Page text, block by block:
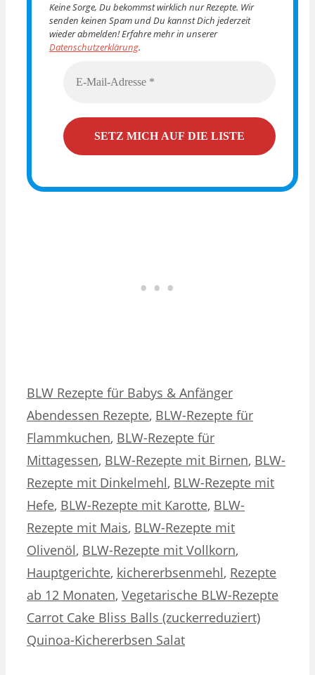
Keine Sorge, Du bekommst wirklich nur Rezepte. Wir
senden keinen Spam und Du kannst Dich jederzeit
wieder abmelden! Erfahre mehr in unserer
Datenschutzerklärung.
Kategorien
BLW Rezepte für Babys & AnfängerSchlagwörter
Abendessen Rezepte, BLW-Rezepte für
Flammkuchen, BLW-Rezepte für
Mittagessen, BLW-Rezepte mit Birnen, BLW-
Rezepte mit Dinkelmehl, BLW-Rezepte mit
Hefe, BLW-Rezepte mit Karotte, BLW-
Rezepte mit Mais, BLW-Rezepte mit
Olivenöl, BLW-Rezepte mit Vollkorn,
Hauptgerichte, kichererbsenmehl, Rezepte
ab 12 Monaten, Vegetarische BLW-Rezepte
Carrot Cake Bliss Balls (zuckerreduziert)
Quinoa-Kichererbsen Salat